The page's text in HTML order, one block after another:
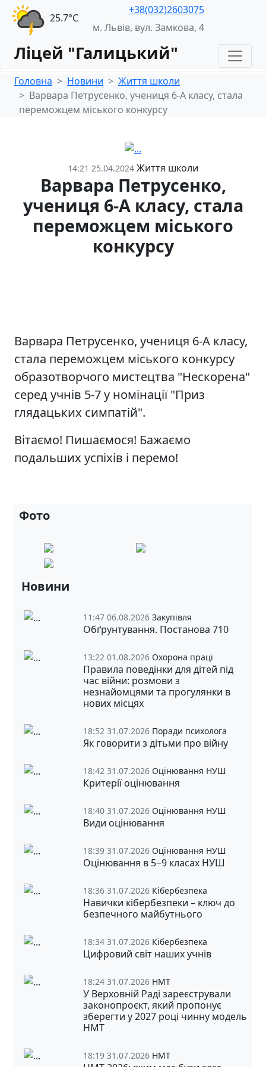
25.7°С
+38(032)2603075
м. Львів, вул. Замкова, 4
Ліцей "Галицький"
Головна Новини
Життя школи
Варвара Петрусенко, учениця 6-А класу, стала
переможцем міського конкурсу
14:21 25.04.2024 Життя школи
Варвара Петрусенко,
учениця 6-А класу, стала
переможцем міського
конкурсу
Варвара Петрусенко, учениця 6-А класу,
стала переможцем міського конкурсу
образотворчого мистецтва "Нескорена"
серед учнів 5-7 у номінації "Приз
глядацьких симпатій".
Вітаємо! Пишаємося! Бажаємо
подальших успіхів і перемо!
Фото
Новини
11:47 06.08.2026 Закупівля
Обґрунтування. Постанова 710
13:22 01.08.2026 Охорона праці
Правила поведінки для дітей під
час війни: розмови з
незнайомцями та прогулянки в
нових місцях
18:52 31.07.2026 Поради психолога
Як говорити з дітьми про війну
18:42 31.07.2026 Оцінювання НУШ
Критерії оцінювання
18:40 31.07.2026 Оцінювання НУШ
Види оцінювання
18:39 31.07.2026 Оцінювання НУШ
Оцінювання в 5‒9 класах НУШ
18:36 31.07.2026 Кібербезпека
Навички кібербезпеки – ключ до
безпечного майбутнього
18:34 31.07.2026 Кібербезпека
Цифровий світ наших учнів
18:24 31.07.2026 НМТ
У Верховній Раді зареєстрували
законопроєкт, який пропонує
зберегти у 2027 році чинну модель
НМТ
18:19 31.07.2026 НМТ